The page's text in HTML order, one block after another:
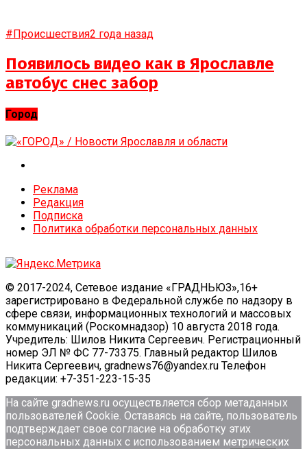
#Происшествия2 года назад
Появилось видео как в Ярославле
автобус снес забор
Город
Реклама
Редакция
Подписка
Политика обработки персональных данных
© 2017-2024, Сетевое издание «ГРАДНЬЮЗ»,16+
зарегистрировано в Федеральной службе по надзору в
сфере связи, информационных технологий и массовых
коммуникаций (Роскомнадзор) 10 августа 2018 года.
Учредитель: Шилов Никита Сергеевич. Регистрационный
номер ЭЛ № ФС 77-73375. Главный редактор Шилов
Никита Сергеевич, gradnews76@yandex.ru Телефон
редакции: +7-351-223-15-35
На сайте gradnews.ru осуществляется сбор метаданных
пользователей Сookie. Оставаясь на сайте, пользователь
подтверждает свое согласие на обработку этих
персональных данных c использованием метрических